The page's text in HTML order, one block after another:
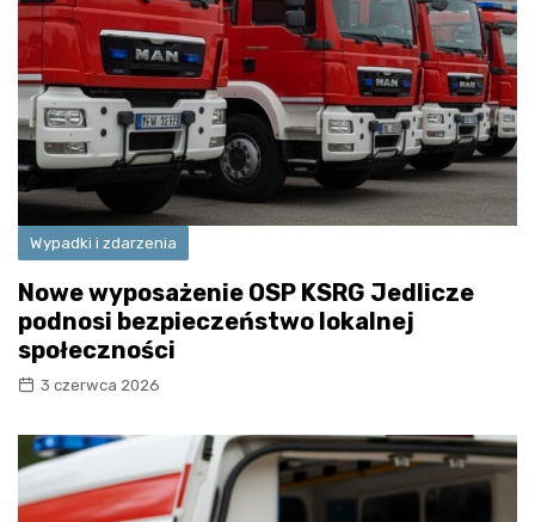
Wypadki i zdarzenia
Nowe wyposażenie OSP KSRG Jedlicze
podnosi bezpieczeństwo lokalnej
społeczności
3 czerwca 2026